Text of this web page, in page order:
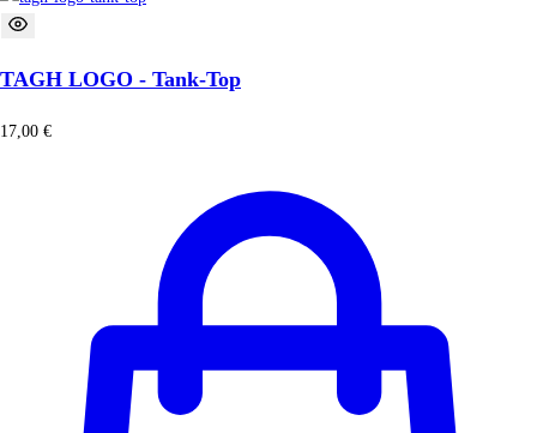
TAGH LOGO - Tank-Top
17,00 €